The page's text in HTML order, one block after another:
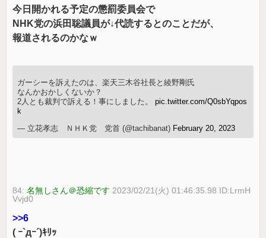
今日開かれる予定の懲罰委員会で
NHK党の浜田聡議員が↓代読するとのことだが、
報道されるのかなｗ
ガーシーを訴えたのは、楽天三木谷社長と綾野剛氏
なんかおかしくないか？
2人とも裁判で訴える！事にしました。pic.twitter.com/Q0sbYqpos
k
— 立花孝志 ＮＨＫ党 党首 (@tachibanat) February 20, 2023
84:名無しさん＠恐縮です 2023/02/21(火) 01:46:35.98 ID:LrmH
Vvjd0
>>6
( ｰ`дｰ´)ｷﾘｯ